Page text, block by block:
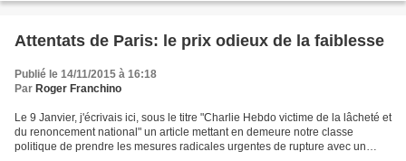
Attentats de Paris: le prix odieux de la faiblesse
Publié le 14/11/2015 à 16:18
Par Roger Franchino
Le 9 Janvier, j'écrivais ici, sous le titre "Charlie Hebdo victime de la lâcheté et
du renoncement national" un article mettant en demeure notre classe
politique de prendre les mesures radicales urgentes de rupture avec un